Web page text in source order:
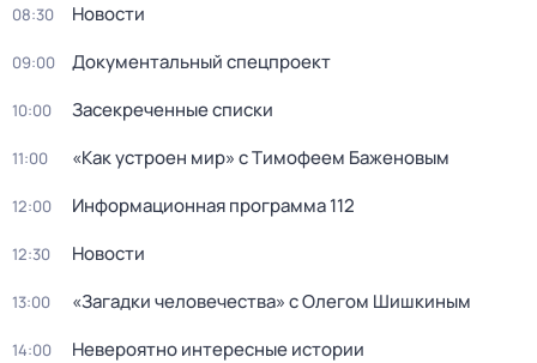
08:30 Новости
09:00 Документальный спецпроект
10:00 Заcекрeченные списки
11:00 «Как устроен мир» с Тимофеем Баженовым
12:00 Информационная программа 112
12:30 Новости
13:00 «Загадки человечества» с Олегом Шишкиным
14:00 Невероятно интересные истории